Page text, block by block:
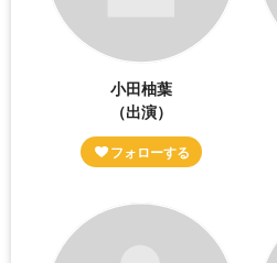
小田柚葉
（出演）